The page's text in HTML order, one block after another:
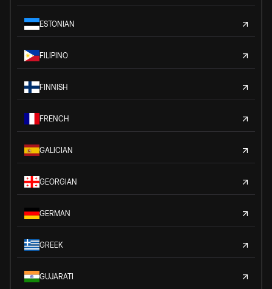
ESTONIAN
FILIPINO
FINNISH
FRENCH
GALICIAN
GEORGIAN
GERMAN
GREEK
GUJARATI